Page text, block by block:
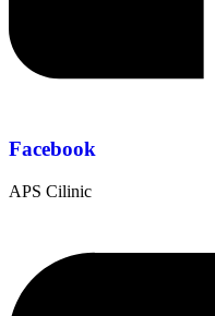
Facebook
APS Cilinic